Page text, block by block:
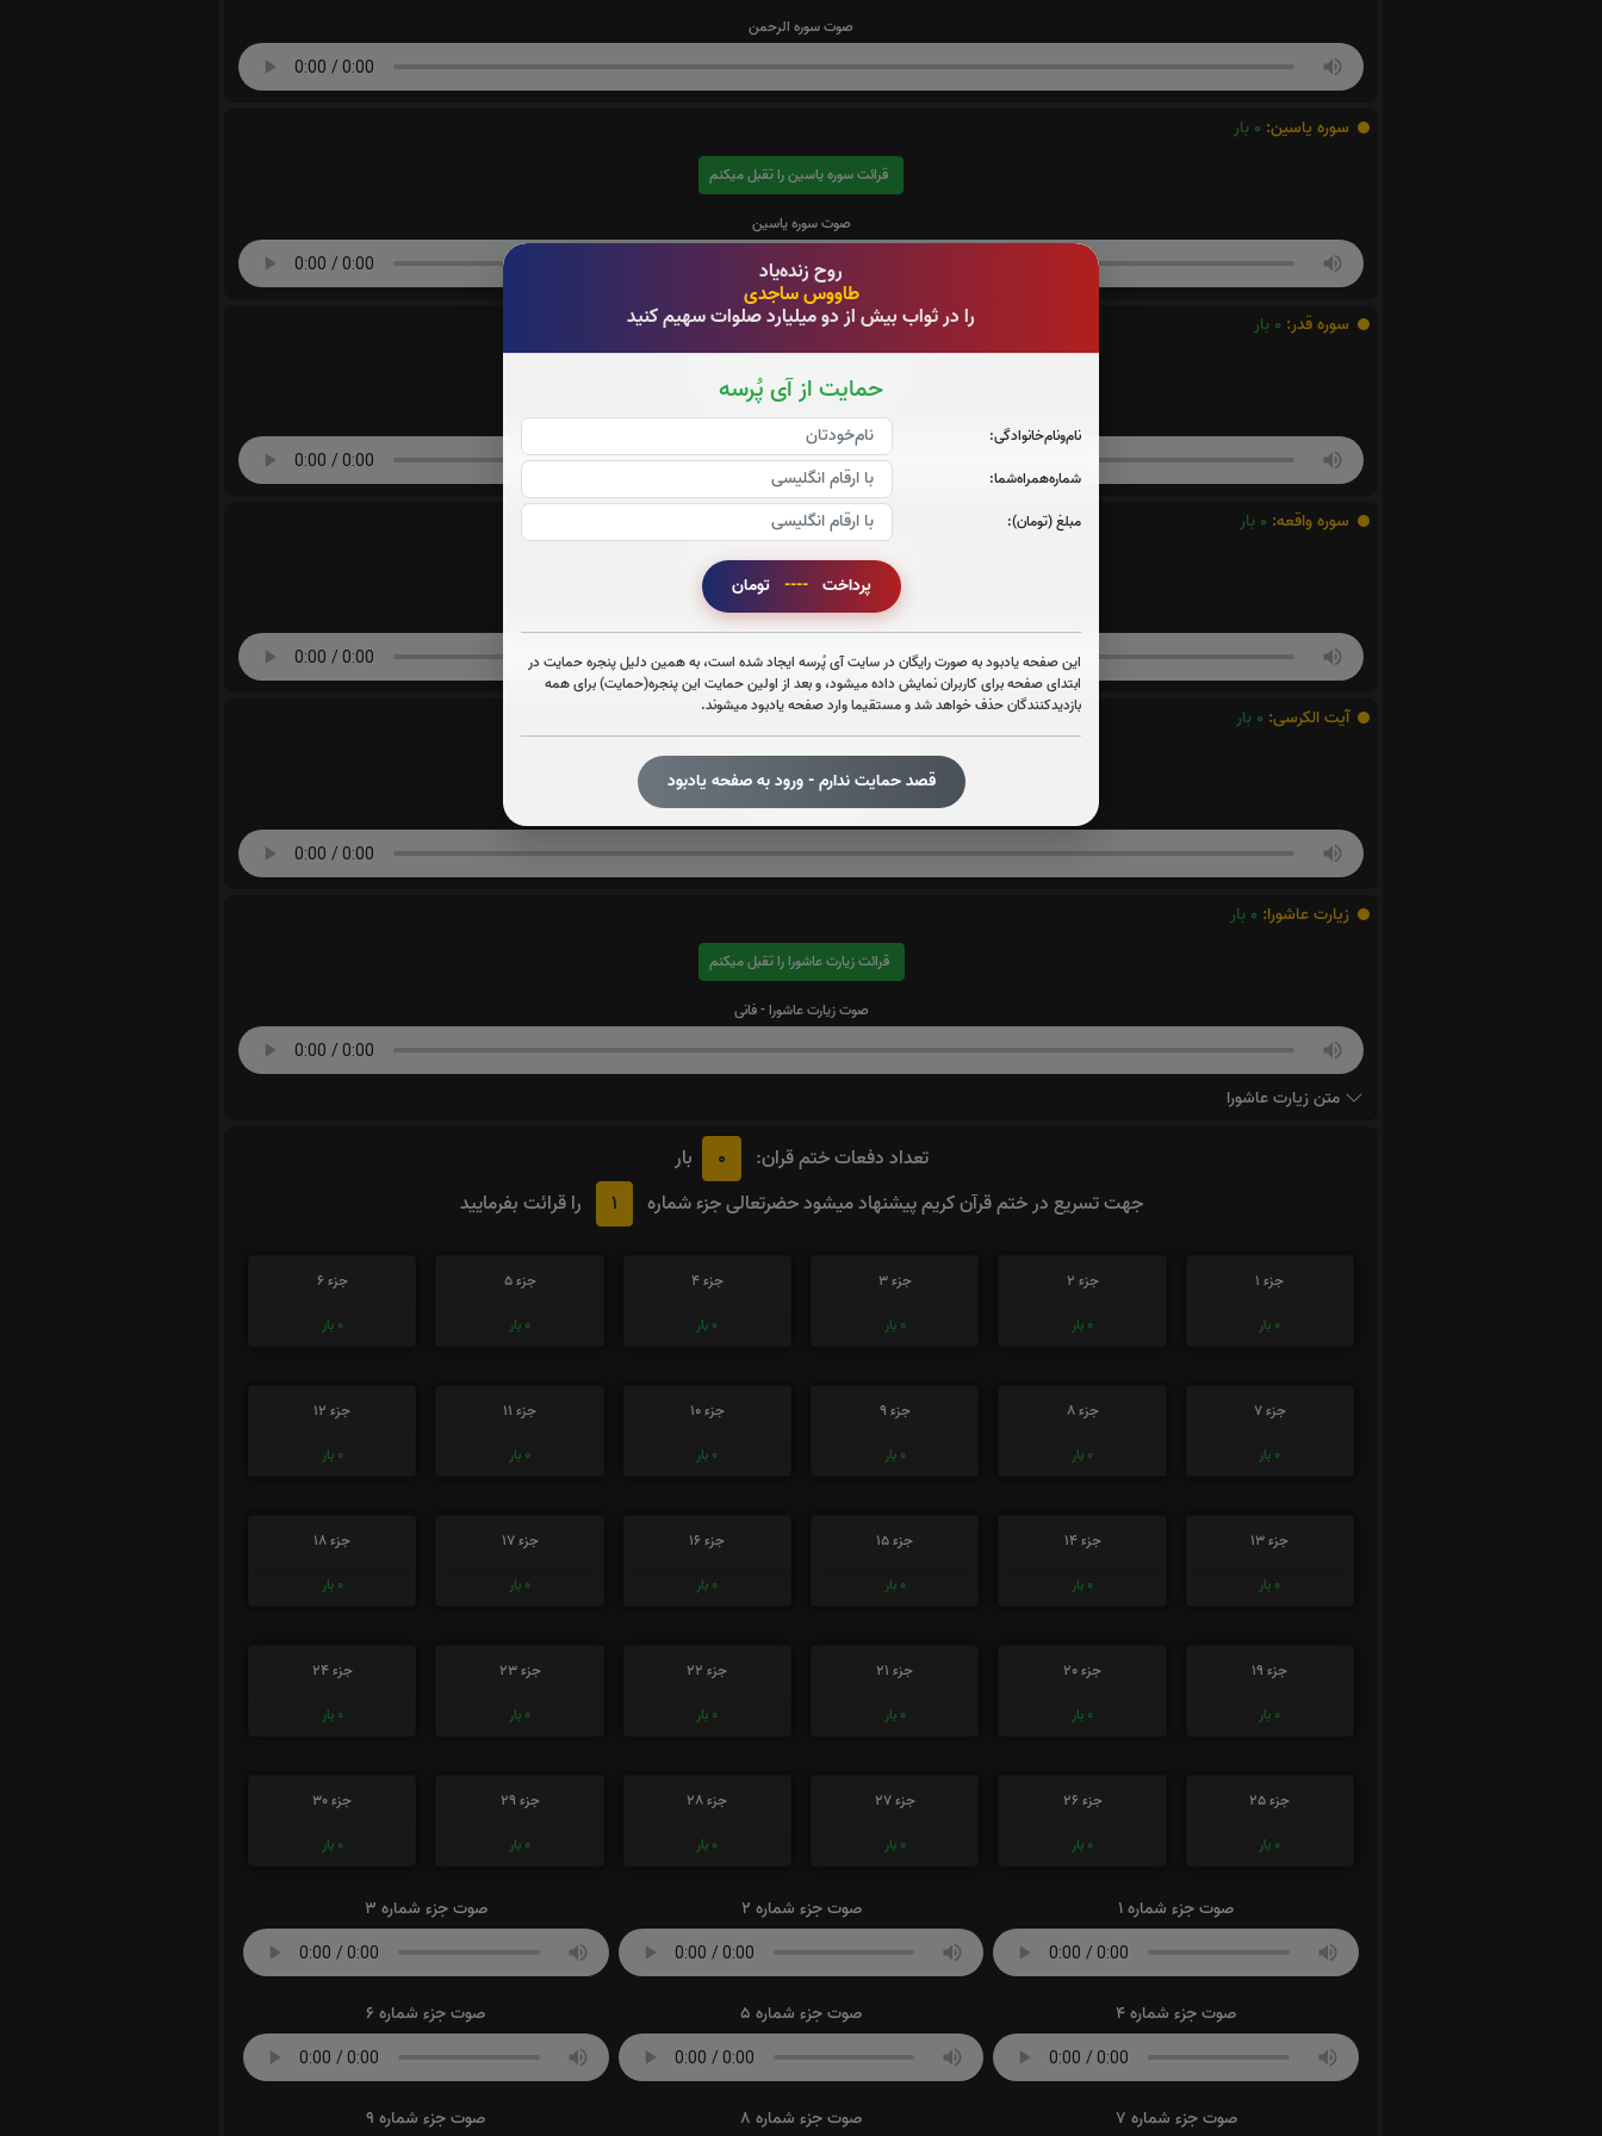
روح زنده‌یاد
طاووس ساجدی
را در ثواب بیش از دو میلیارد صلوات سهیم کنید
حمایت از آی پُرسه
نام‌و‌نام‌خانوادگی:
شماره‌همراه‌شما:
مبلغ (تومان):
پرداخت ---- تومان
این صفحه یادبود به صورت رایگان در سایت آی پُرسه ایجاد شده است، به همین دلیل پنجره حمایت در
ابتدای صفحه برای کاربران نمایش داده میشود، و بعد از اولین حمایت این پنجره(حمایت) برای همه
بازدیدکنندگان حذف خواهد شد و مستقیما وارد صفحه یادبود میشوند.
قصد حمایت ندارم - ورود به صفحه یادبود
صوت سوره الرحمن
سوره یاسین: 0 بار
قرائت سوره یاسین را تقبل میکنم
صوت سوره یاسین
سوره قدر: 0 بار
صوت سوره قدر
سوره واقعه: 0 بار
قرائت سوره واقعه را تقبل میکنم
صوت سوره واقعه
آیت الکرسی: 0 بار
صوت آیت الکرسی
زیارت عاشورا: 0 بار
قرائت زیارت عاشورا را تقبل میکنم
صوت زیارت عاشورا - فانی
متن زیارت عاشورا
تعداد دفعات ختم قران: 0
بار
جهت تسریع در ختم قرآن کریم پیشنهاد میشود حضرتعالی جزء شماره
1 را قرائت بفرمایید
جزء 1
0 بار
جزء 2
0 بار
جزء 3
0 بار
جزء 4
0 بار
جزء 5
0 بار
جزء 6
0 بار
جزء 7
0 بار
جزء 8
0 بار
جزء 9
0 بار
جزء 10
0 بار
جزء 11
0 بار
جزء 12
0 بار
جزء 13
0 بار
جزء 14
0 بار
جزء 15
0 بار
جزء 16
0 بار
جزء 17
0 بار
جزء 18
0 بار
جزء 19
0 بار
جزء 20
0 بار
جزء 21
0 بار
جزء 22
0 بار
جزء 23
0 بار
جزء 24
0 بار
جزء 25
0 بار
جزء 26
0 بار
جزء 27
0 بار
جزء 28
0 بار
جزء 29
0 بار
جزء 30
0 بار
صوت جزء شماره 1 صوت جزء شماره 2 صوت جزء شماره 3
صوت جزء شماره 4 صوت جزء شماره 5 صوت جزء شماره 6
صوت جزء شماره 7 صوت جزء شماره 8 صوت جزء شماره 9